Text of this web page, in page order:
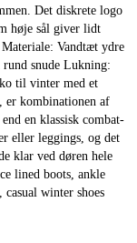
Det diskrete logo
høje sål giver lidt
Vandtæt ydre
snude Lukning:
til vinter med et
er kombinationen af
en klassisk combat-
eller leggings, og det
klar ved døren hele
lined boots, ankle
winter shoes